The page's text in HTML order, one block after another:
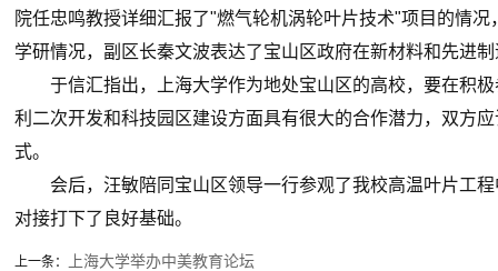
院任忠鸣教授详细汇报了"燃气轮机涡轮叶片技术"项目的情
学研情况，副区长秦文波表达了宝山区政府在新材料和先进
于信汇指出，上海大学作为地处宝山区的高校，要在积极
利二次开发和科技园区建设方面具有很大的合作潜力，双方
式。
会后，汪敏陪同宝山区领导一行参观了我校高温叶片工程
对接打下了良好基础。
上一条： 上海大学举办中美教育论坛